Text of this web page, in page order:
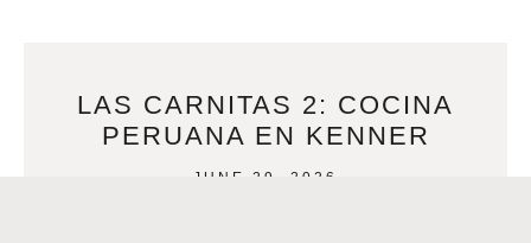
LAS CARNITAS 2: COCINA
PERUANA EN KENNER
JUNE 29, 2026